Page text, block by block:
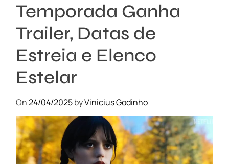
e
Temporada Ganha
Trailer, Datas de
Estreia e Elenco
Estelar
On24/04/2025byVinicius Godinho